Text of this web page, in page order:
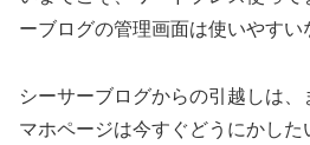
ーブログの管理画面は使いやすい
シーサーブログからの引越しは
マホページは今すぐどうにかした